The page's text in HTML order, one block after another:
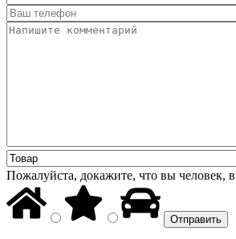
Пожалуйста, докажите, что вы человек,